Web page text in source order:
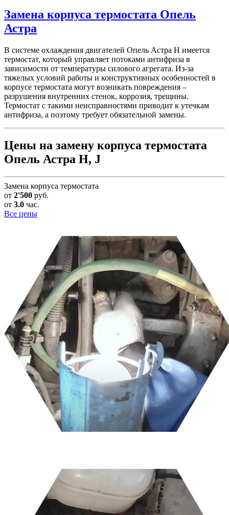
Замена корпуса термостата Опель
Астра
В системе охлаждения двигателей Опель Астра Н имеется
термостат, который управляет потоками антифриза в
зависимости от температуры силового агрегата. Из-за
тяжелых условий работы и конструктивных особенностей в
корпусе термостата могут возникать повреждения –
разрушения внутренних стенок, коррозия, трещины.
Термостат с такими неисправностями приводит к утечкам
антифриза, а поэтому требует обязательной замены.
Цены на замену корпуса термостата
Опель Астра H, J
Замена корпуса термостата
от 2'500 руб.
от 3.0 час.
Все цены